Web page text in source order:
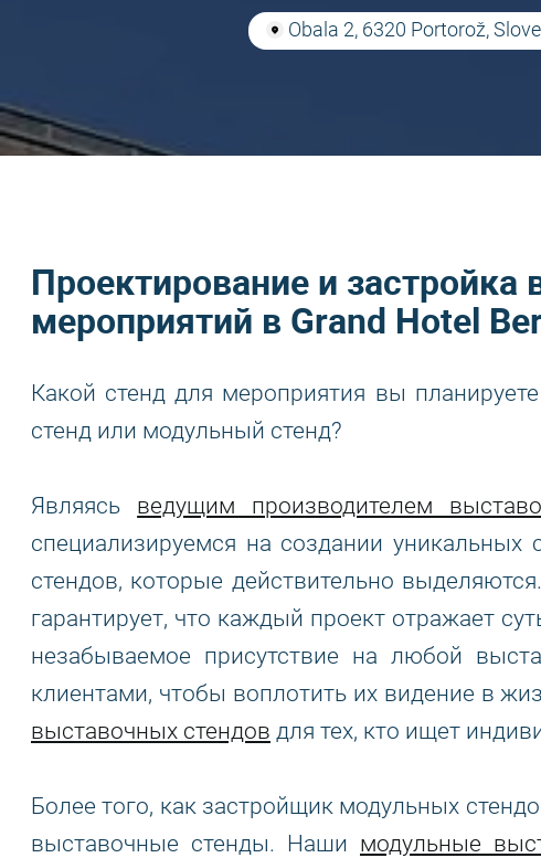
Obala 2, 6320 Portorož,
Проектирование и
мероприятий в Grand Hotel
Какой стенд для мероприятия вы
стенд или модульный стенд?
Являясь ведущим производителем
специализируемся на создании
стендов, которые действительно
гарантирует, что каждый проект отражает
незабываемое присутствие на любой
клиентами, чтобы воплотить их видение в
выставочных стендов для тех, кто ищет
Более того, как застройщик модульных
выставочные стенды. Наши модульные